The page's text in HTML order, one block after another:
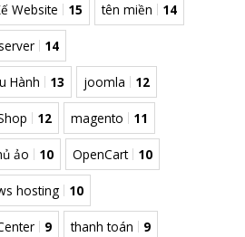
Website 15 tên miền 14
14
Hành 13 joomla 12
12 magento 11
ảo 10 OpenCart 10
hosting 10
9 thanh toán 9